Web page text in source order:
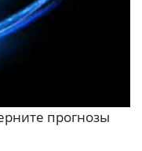
прогнозы